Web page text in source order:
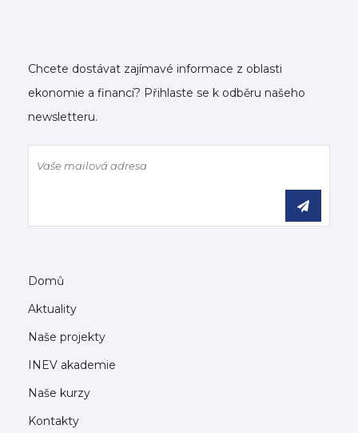
Chcete dostávat zajímavé informace z oblasti
ekonomie a financí? Přihlaste se k odběru našeho
newsletteru.
Domů
Aktuality
Naše projekty
INEV akademie
Naše kurzy
Kontakty